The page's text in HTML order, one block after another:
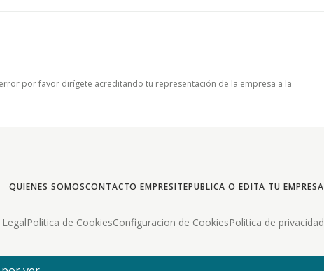
error por favor dirígete acreditando tu representación de la empresa a la
QUIENES SOMOSCONTACTO EMPRESITEPUBLICA O EDITA TU EMPRESA
LegalPolitica de CookiesConfiguracion de CookiesPolitica de privacidad